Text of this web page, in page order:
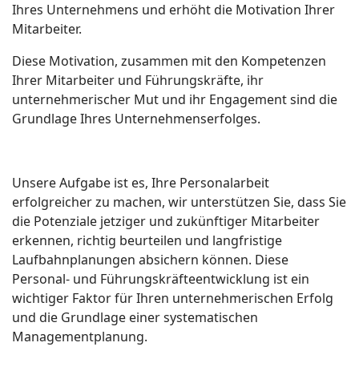
Ihres Unternehmens und erhöht die Motivation Ihrer
Mitarbeiter.
Diese Motivation, zusammen mit den Kompetenzen
Ihrer Mitarbeiter und Führungskräfte, ihr
unternehmerischer Mut und ihr Engagement sind die
Grundlage Ihres Unternehmenserfolges.
Unsere Aufgabe ist es, Ihre Personalarbeit
erfolgreicher zu machen, wir unterstützen Sie, dass Sie
die Potenziale jetziger und zukünftiger Mitarbeiter
erkennen, richtig beurteilen und langfristige
Laufbahnplanungen absichern können. Diese
Personal- und Führungskräfteentwicklung ist ein
wichtiger Faktor für Ihren unternehmerischen Erfolg
und die Grundlage einer systematischen
Managementplanung.